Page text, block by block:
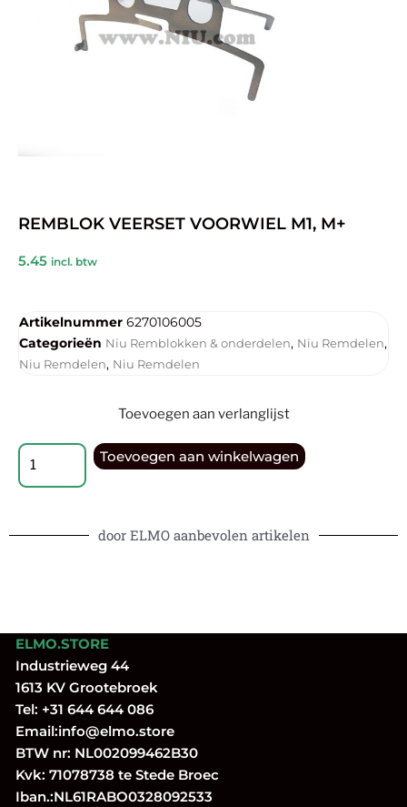
REMBLOK VEERSET VOORWIEL M1, M+
5.45 incl. btw
Artikelnummer 6270106005
Categorieën Niu Remblokken & onderdelen, Niu Remdelen,
Niu Remdelen, Niu Remdelen
Toevoegen aan verlanglijst
Toevoegen aan winkelwagen
door ELMO aanbevolen artikelen
ELMO.STORE
Industrieweg 44
1613 KV Grootebroek
Tel: +31 644 644 086
Email:info@elmo.store
BTW nr: NL002099462B30
Kvk: 71078738 te Stede Broec
Iban.:NL61RABO0328092533